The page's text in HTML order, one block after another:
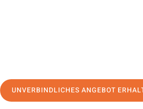
UNVERBINDLICHES ANGEBOT